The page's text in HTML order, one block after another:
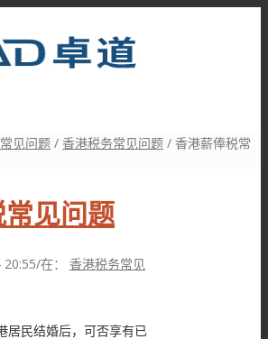
常见问题 / 香港税务常见问题 / 香港薪俸税常
见问题
20:55/在： 香港税务常见
居民结婚后，可否享有已